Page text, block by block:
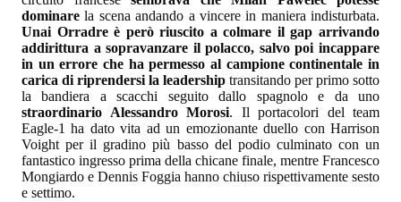
dominare la scena andando a vincere in maniera indisturbata.
Unai Orradre è però riuscito a colmare il gap arrivando
addirittura a sopravanzare il polacco, salvo poi incappare
in un errore che ha permesso al campione continentale in
carica di riprendersi la leadership transitando per primo sotto
la bandiera a scacchi seguito dallo spagnolo e da uno
straordinario Alessandro Morosi. Il portacolori del team
Eagle-1 ha dato vita ad un emozionante duello con Harrison
Voight per il gradino più basso del podio culminato con un
fantastico ingresso prima della chicane finale, mentre Francesco
Mongiardo e Dennis Foggia hanno chiuso rispettivamente sesto
e settimo.